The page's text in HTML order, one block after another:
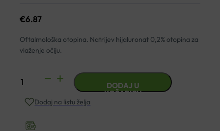
€6.87
Oftalmološka otopina. Natrijev hijaluronat 0,2% otopina za
vlaženje očiju.
PROCULIN
količina
DODAJ U
KOŠARICU
Dodaj na listu želja